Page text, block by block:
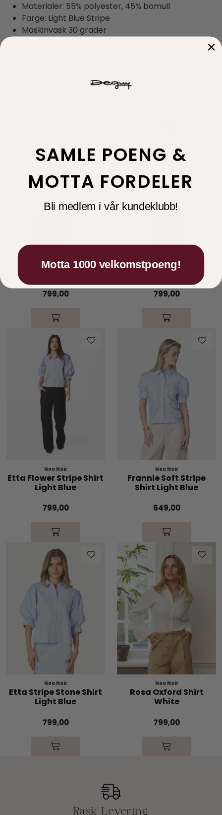
Materialer: 55% polyester, 45% bomull
Farge: Light Blue Stripe
Maskinvask 30 grader
Rosa Stripe Shirt Light
799,00
Rosa Striped Crepe
Shirt Blue
799,00
Neo Noir
Etta Flower Stripe Shirt
Light Blue
799,00
Neo Noir
Frannie Soft Stripe
Shirt Light Blue
649,00
Neo Noir
Etta Stripe Stone Shirt
Light Blue
799,00
Neo Noir
Rosa Oxford Shirt
White
799,00
SAMLE POENG &
MOTTA FORDELER
Bli medlem i vår kundeklubb!
Motta 1000 velkomstpoeng!